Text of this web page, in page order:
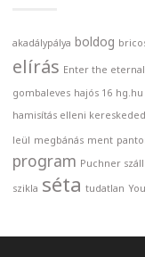
akadálypálya boldog
elírás Enter the
gombaleves hajós 16 hg.hu
hamisítás elleni
leül megbánás ment
program Puchner
szikla séta tudatlan